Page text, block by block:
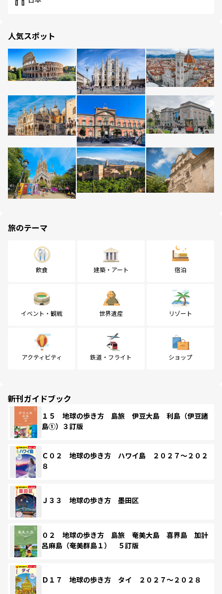
人気スポット
旅のテーマ
飲食 建築・アート 宿泊
イベント・観戦 世界遺産 リゾート
アクティビティ 鉄道・フライト ショップ
新刊ガイドブック
１５ 地球の歩き方 島旅 伊豆大島 利島（伊豆諸
島①）３訂版
Ｃ０２ 地球の歩き方 ハワイ島 ２０２７～２０２
８
Ｊ３３ 地球の歩き方 墨田区
０２ 地球の歩き方 島旅 奄美大島 喜界島 加計
呂麻島（奄美群島１） ５訂版
Ｄ１７ 地球の歩き方 タイ ２０２７～２０２８